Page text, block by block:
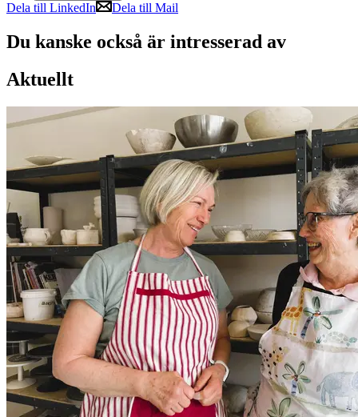
Dela till LinkedIn
Dela till Mail
Du kanske också är intresserad av
Aktuellt